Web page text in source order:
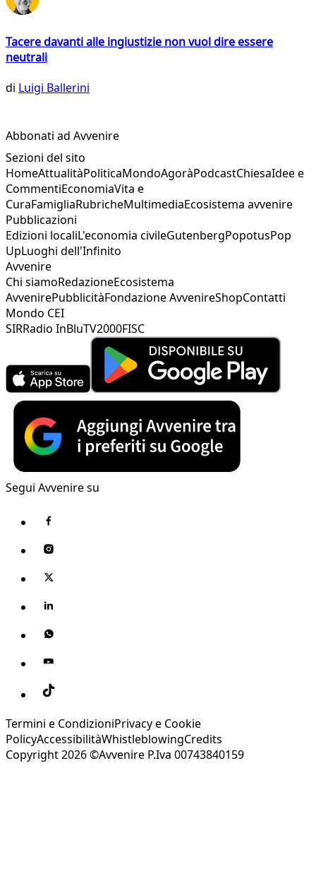
Tacere davanti alle ingiustizie non vuol dire essere
neutrali
di Luigi Ballerini
Abbonati ad Avvenire
Sezioni del sito
HomeAttualitàPoliticaMondoAgoràPodcastChiesaIdee e
CommentiEconomiaVita e
CuraFamigliaRubricheMultimediaEcosistema avvenire
Pubblicazioni
Edizioni localiL'economia civileGutenbergPopotusPop
UpLuoghi dell'Infinito
Avvenire
Chi siamoRedazioneEcosistema
AvvenirePubblicitàFondazione AvvenireShopContatti
Mondo CEI
SIRRadio InBluTV2000FISC
Segui Avvenire su
Termini e CondizioniPrivacy e Cookie
PolicyAccessibilitàWhistleblowingCredits
Copyright 2026 ©Avvenire P.Iva 00743840159